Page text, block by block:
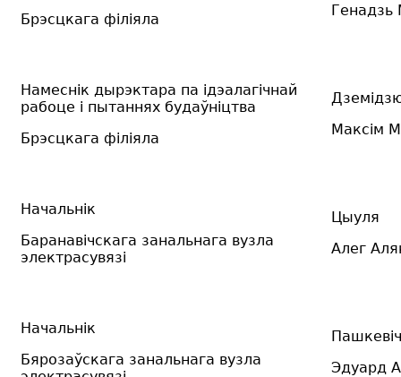
Брэсцкага філіяла
Генадзь
Намеснік дырэктара па ідэалагічнай
рабоце і пытаннях будаўніцтва
Брэсцкага філіяла
Максім
Начальнік
Баранавічскага занальнага вузла
электрасувязі
Цыуля
Алег
Начальнік
Бярозаўскага занальнага вузла
Пашкевіч
Эдуард